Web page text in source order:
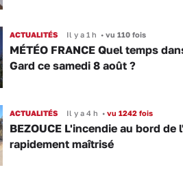
ACTUALITÉS Il y a 1 h •vu 110 fois
MÉTÉO FRANCE Quel temps
Gard ce samedi 8 août ?
ACTUALITÉS Il y a 4 h •vu 1242 fois
BEZOUCE L'incendie au bord de
rapidement maîtrisé